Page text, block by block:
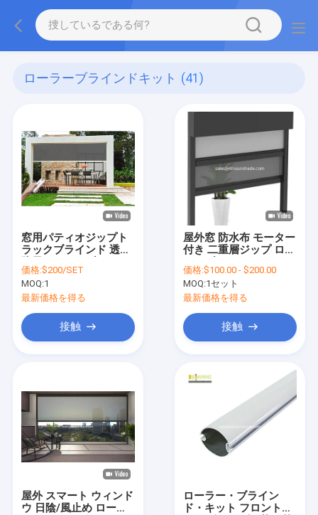
ローラーブラインドキット (41)
窓用パティオジップト
ラックブラインド 透明
ド
価格:$200/SET
MOQ:1
最新価格を得る
接触
屋外窓 防水布 モーター
付き 二重層ジップ ロー
価格:$100.00 - $200.00
MOQ:1セット
最新価格を得る
接触
屋外 スマート ウィンド
ウ 日陰/風止め ローラ
ローラー・ブライン
ド・キット フロント・